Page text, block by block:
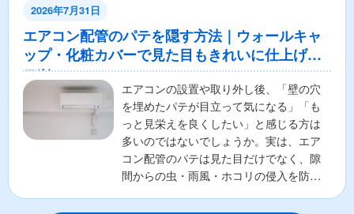
2026年7月31日
エアコン配管のパテを隠す方法｜ウォールキャ
ップ・化粧カバーで見た目もきれいに仕上げる
コツ
エアコンの設置や取り外し後、「壁の穴
を埋めたパテが目立って気になる」「も
っと見栄えを良くしたい」と感じる方は
多いのではないでしょうか。実は、エア
コン配管のパテは見た目だけでなく、隙
間からの虫・雨風・ホコリの侵入を防ぐ